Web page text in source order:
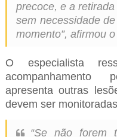
precoce, e a
sem necessidade
momento”, afirmou
O especialista
acompanhamento
apresenta outras
devem ser
“Se não forem